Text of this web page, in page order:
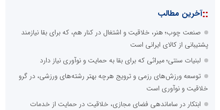
::آخرین مطالب
صنعت چوب؛ هنر، خلاقیت و اشتغال در کنار هم، که برای بقا نیازمند
پشتیبانی از کالای ایرانی است
لبنیات سنتی؛ میراثی که برای بقا به حمایت و نوآوری نیاز دارد
توسعه ورزش‌های رزمی و ترویج هرچه بهتر رشته‌های ورزشی، در گرو
خلاقیت و نوآوری است
ابتکار در ساماندهی فضای مجازی، خلاقیت در حمایت از خدمات